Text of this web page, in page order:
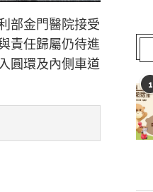
部金門醫院接受
責任歸屬仍待進
圓環及內側車道
1